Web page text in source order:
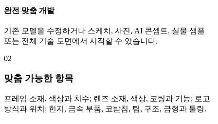
완전 맞춤 개발
기존 모델을 수정하거나 스케치, 사진, AI 콘셉트, 실물 샘플
또는 전체 기술 도면에서 시작할 수 있습니다.
02
맞춤 가능한 항목
프레임 소재, 색상과 치수; 렌즈 소재, 색상, 코팅과 기능; 로고
방식과 위치; 힌지, 금속 부품, 코받침, 팁, 구조, 금형과 툴링.